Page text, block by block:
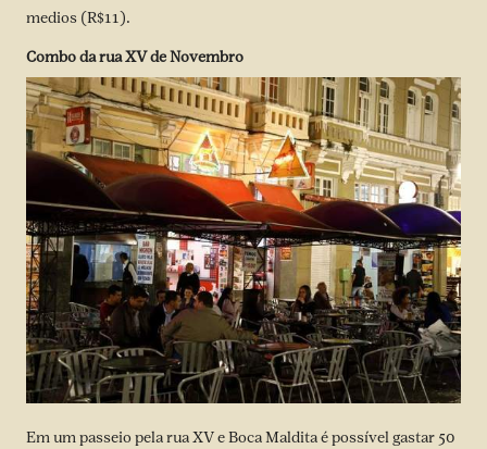
medios (R$11).
Combo da rua XV de Novembro
Em um passeio pela rua XV e Boca Maldita é possível gastar 50